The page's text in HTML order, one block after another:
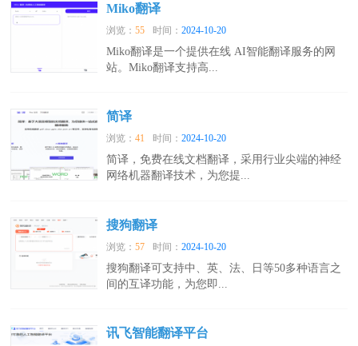
Miko翻译
浏览：55 时间：2024-10-20
Miko翻译是一个提供在线 AI智能翻译服务的网
站。Miko翻译支持高...
简译
浏览：41 时间：2024-10-20
简译，免费在线文档翻译，采用行业尖端的神经
网络机器翻译技术，为您提...
搜狗翻译
浏览：57 时间：2024-10-20
搜狗翻译可支持中、英、法、日等50多种语言之
间的互译功能，为您即...
讯飞智能翻译平台